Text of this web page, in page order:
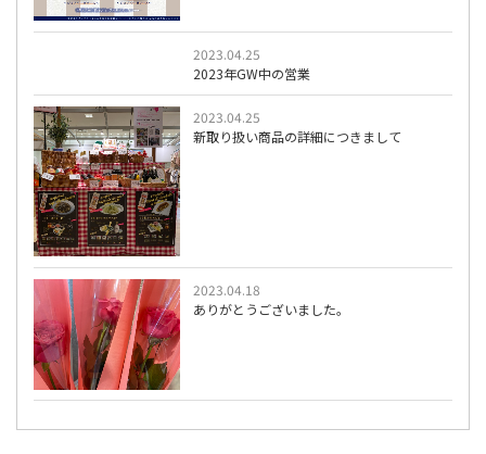
2023.04.25
2023年GW中の営業
2023.04.25
新取り扱い商品の詳細につきまして
2023.04.18
ありがとうございました。